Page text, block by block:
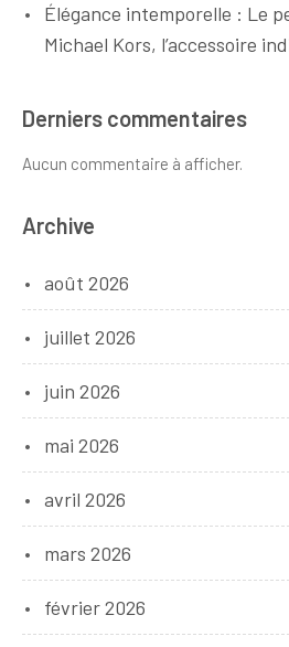
Élégance intemporelle : Le
Michael Kors, l’accessoire
Derniers commentaires
Aucun commentaire à afficher.
Archive
août 2026
juillet 2026
juin 2026
mai 2026
avril 2026
mars 2026
février 2026